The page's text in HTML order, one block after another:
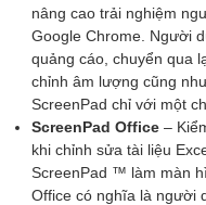
nâng cao trải nghiệm
Google Chrome. Người
quảng cáo, chuyển qua
chỉnh âm lượng cũng
ScreenPad chỉ với một
ScreenPad Office –
khi chỉnh sửa tài liệu
ScreenPad ™ làm màn
Office có nghĩa là người